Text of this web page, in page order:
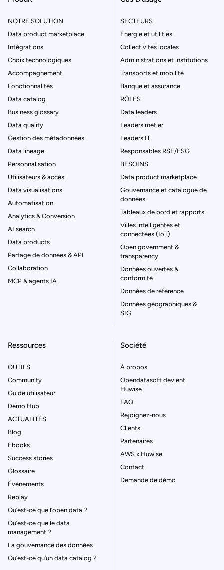
NOTRE SOLUTION
Data product marketplace
Intégrations
Choix technologiques
Accompagnement
Fonctionnalités
Data catalog
Business glossary
Data quality
Gestion des métadonnées
Data lineage
Personnalisation
Utilisateurs & accès
Data visualisations
Automatisation
Analytics & Conversion
AI search
Data products
Partage de données & API
Collaboration
MCP & agents IA
SECTEURS
Énergie et utilities
Collectivités locales
Administrations et institutions
Transports et mobilité
Banque et assurance
RÔLES
Data leaders
Leaders métier
Leaders IT
Responsables RSE/ESG
BESOINS
Data product marketplace
Gouvernance et catalogue de
données
Tableaux de bord et rapports
Villes intelligentes et
connectées (IoT)
Open government &
transparency
Données ouvertes &
conformité
Données de référence
Données géographiques &
SIG
Ressources
OUTILS
Community
Guide utilisateur
Demo Hub
ACTUALITÉS
Blog
Ebooks
Success stories
Glossaire
Événements
Replay
Qu’est-ce que l’open data ?
Qu’est-ce que le data
management ?
La gouvernance des données
Qu’est-ce qu’un data catalog ?
Société
À propos
Opendatasoft devient
Huwise
FAQ
Rejoignez-nous
Clients
Partenaires
AWS x Huwise
Contact
Demande de démo